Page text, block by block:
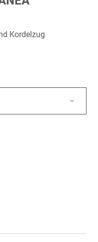
Kordelzug